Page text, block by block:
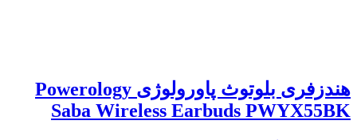
هندزفری بلوتوث پاورولوژی Powerology
Saba Wireless Earbuds PWYX55BK